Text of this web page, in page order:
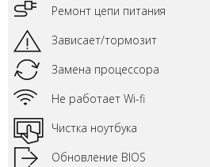
Ремонт цепи питания
Зависает/тормозит
Замена процессора
Не работает Wi-fi
Чистка ноутбука
Обновление BIOS